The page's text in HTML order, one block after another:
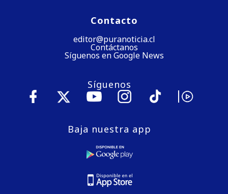
Contacto
editor@puranoticia.cl
Contáctanos
Síguenos en Google News
Síguenos
Baja nuestra app